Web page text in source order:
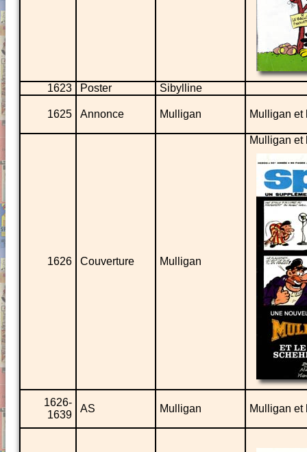
1623 Poster Sibylline
1625 Annonce Mulligan Mulligan et
1626 Couverture Mulligan
Mulligan et
1626-
1639
AS Mulligan Mulligan et